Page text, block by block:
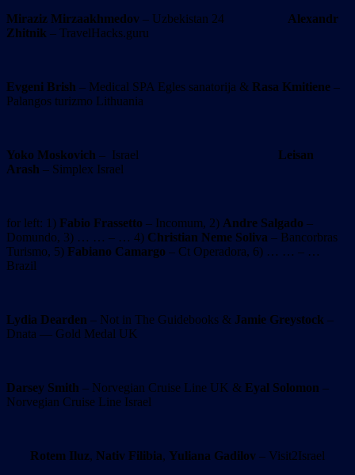
Miraziz Mirzaakhmedov – Uzbekistan 24 Alexandr
Zhitnik – TravelHacks.guru
Evgeni Brish – Medical SPA Egles sanatorija & Rasa Kmitiene –
Palangos turizmo Lithuania
Yoko Moskovich – Israel Leisan
Arash – Simplex Israel
for left: 1) Fabio Frassetto – Incomum, 2) Andre Salgado –
Domundo, 3) … … – … 4) Christian Neme Soliva – Bancorbras
Turismo, 5) Fabiano Camargo – Ct Operadora, 6) … … – …
Brazil
Lydia Dearden – Not in The Guidebooks & Jamie Greystock –
Dnata — Gold Medal UK
Darsey Smith – Norvegian Cruise Line UK & Eyal Solomon –
Norvegian Cruise Line Israel
Rotem Iluz, Nativ Filibia, Yuliana Gadilov – Visit2Israel